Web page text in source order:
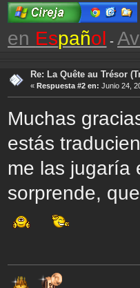
en Español -
Re: La Quête au Trésor
« Respuesta #2 en: Junio 24,
Muchas
estás
me las jugaría
sorprende,